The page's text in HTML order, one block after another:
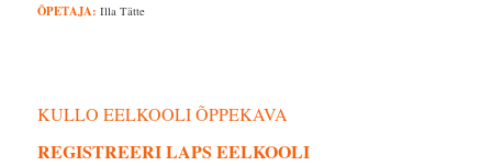
ÕPETAJA: Illa Tätte
KULLO EELKOOLI ÕPPEKAVA
REGISTREERI LAPS EELKOOLI